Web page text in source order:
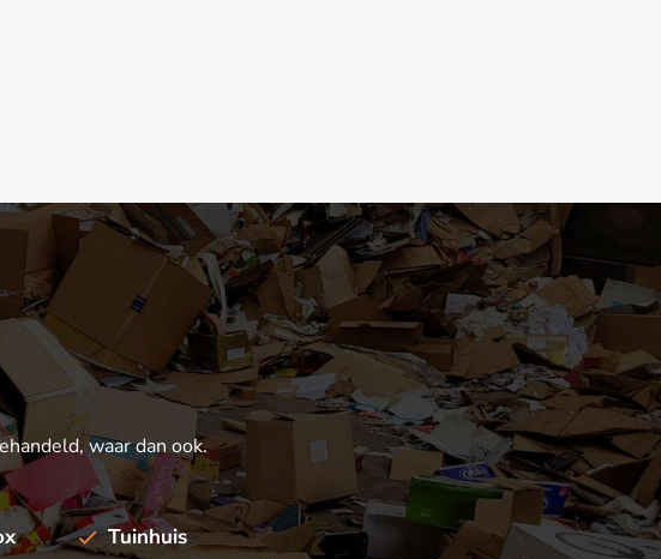
waar dan ook.
Tuinhuis